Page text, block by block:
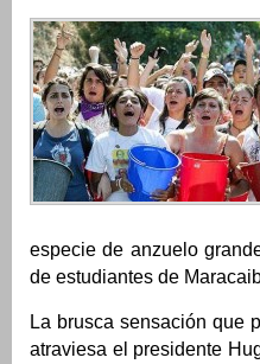
especie de anzuelo
de estudiantes de
La brusca sensación que
atraviesa el presidente